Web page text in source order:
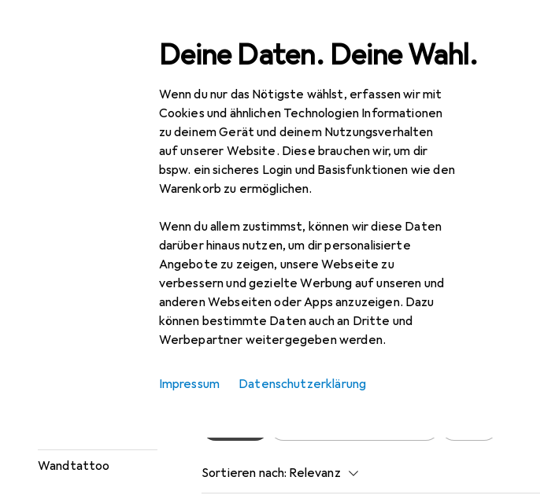
Deine Daten. Deine Wahl.
Wenn du nur das Nötigste wählst, erfassen wir mit
Cookies und ähnlichen Technologien Informationen
zu deinem Gerät und deinem Nutzungsverhalten
auf unserer Website. Diese brauchen wir, um dir
bspw. ein sicheres Login und Basisfunktionen wie den
Warenkorb zu ermöglichen.
Wenn du allem zustimmst, können wir diese Daten
darüber hinaus nutzen, um dir personalisierte
Angebote zu zeigen, unsere Webseite zu
verbessern und gezielte Werbung auf unseren und
anderen Webseiten oder Apps anzuzeigen. Dazu
können bestimmte Daten auch an Dritte und
Werbepartner weitergegeben werden.
Impressum Datenschutzerklärung
Navigation nach Kategorien
Wandtattoo
Gesamtsortiment Wohnen Deko + Accessoires
29.70 x 42 cm
Zubehör für Deknudt S41JD1
Sortieren nach: Relevanz